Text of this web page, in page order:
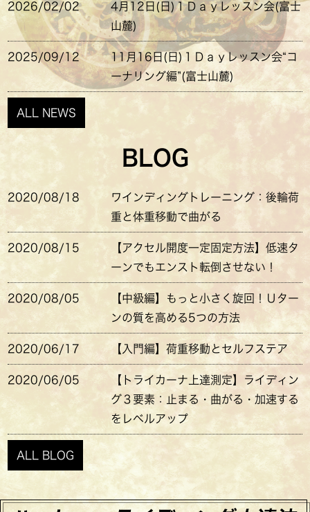
2026/02/02
4月12日(日)１Ｄａｙレッスン会(富士
山麓)
2025/09/12
11月16日(日)１Ｄａｙレッスン会“コ
ーナリング編”(富士山麓)
ALL NEWS
BLOG
2020/08/18
ワインディングトレーニング：後輪荷
重と体重移動で曲がる
2020/08/15
【アクセル開度一定固定方法】低速タ
ーンでもエンスト転倒させない！
2020/08/05
【中級編】もっと小さく旋回！Ｕター
ンの質を高める5つの方法
2020/06/17 【入門編】荷重移動とセルフステア
2020/06/05
【トライカーナ上達測定】ライディン
グ３要素：止まる・曲がる・加速する
をレベルアップ
ALL BLOG